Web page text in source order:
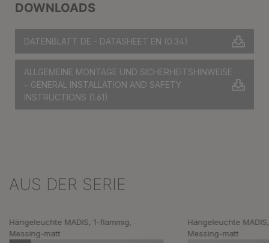
DOWNLOADS
DATENBLATT DE - DATASHEET EN (0.34)
ALLGEMEINE MONTAGE UND SICHERHEITSHINWEISE
– GENERAL INSTALLATION AND SAFETY
INSTRUCTIONS (1.61)
Produktgalerie überspringen
AUS DER SERIE
Hängeleuchte MADIS, 1-flammig,
Messing-matt
Hängeleuchte
Messing-matt